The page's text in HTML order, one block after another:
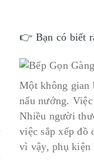
👉 Bạn có biết
Một không gian
nấu nướng.
Nhiều người
việc sắp xếp đồ
vì vậy, phụ kiện